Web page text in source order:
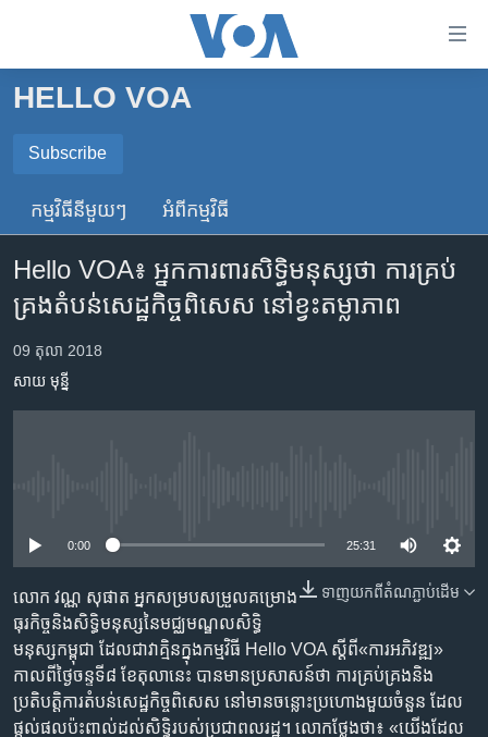
គេហទំព័រ​
រំលង​
ព័ត៌មាន​​
តែ​
រំលង​
និង​
ចូល​
រំលង​
និង​
ចូល​
ទៅ​
កាន់​
ទំព័រ​
ស្វែង​
រក
កម្ពុជា
អន្តរជាតិ
ចិន
ហេឡូវីអូអេ
កម្ពុជាច្នៃប្រតិដ្ឋ
ព្រឹត្តិការណ៍ព័ត៌មាន
ទូរទស្សន៍ / វីដេអូ​
ភាសា
HELLO VOA
Subscribe
SUBSCRIBE
ទទួល​​​សេវា​​​ Podcast
កម្មវិធី​នីមួយៗ អំពី​កម្មវិធី​
Hello VOA៖ អ្នកការពារ​សិទ្ធិមនុស្ស​ថា ការ​គ្រប់
គ្រង​តំបន់​សេដ្ឋកិច្ច​ពិសេស​ នៅ​ខ្វះ​តម្លាភាព
09 តុលា 2018
សាយ មុន្នី
0:00 25:31
ទាញ​យក​ពី​តំណភ្ជាប់​ដើម
លោក វណ្ណ សុផាត អ្នក​សម្របសម្រួល​គម្រោង​
ធុរកិច្ច​និង​សិទ្ធិមនុស្ស​នៃ​មជ្ឈមណ្ឌល​សិទ្ធិ
មនុស្ស​កម្ពុជា ដែល​ជា​វាគ្មិន​ក្នុង​កម្មវិធី Hello VOA ស្ដីពី​«‍ការ​អភិវឌ្ឍ»
កាល​ពី​ថ្ងៃ​ចន្ទ​ទី៨ ខែ​តុលា​នេះ បាន​មាន​ប្រសាសន៍​ថា ការ​គ្រប់គ្រង​និង​
ប្រតិបត្តិការ​តំបន់​សេដ្ឋកិច្ច​ពិសេស នៅ​មាន​ចន្លោះប្រហោង​មួយ​ចំនួន​ ដែល​
ផ្ដល់​ផល​ប៉ះពាល់​ដល់​សិទ្ធិ​របស់​ប្រជាពលរដ្ឋ។ លោក​ថ្លែង​ថា៖ «‍យើង​ដែល​